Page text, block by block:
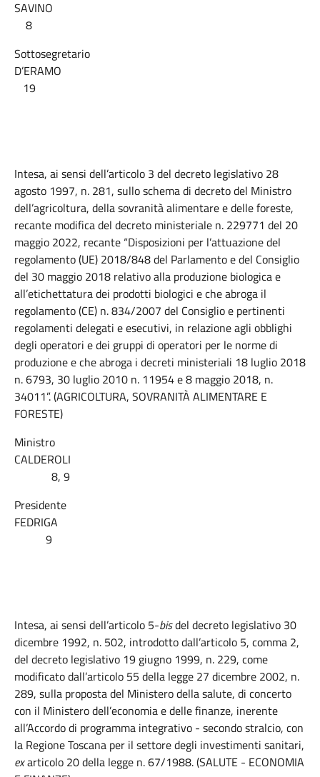
SAVINO
8
Sottosegretario
D’ERAMO
19
Intesa, ai sensi dell’articolo 3 del decreto legislativo 28
agosto 1997, n. 281, sullo schema di decreto del Ministro
dell’agricoltura, della sovranità alimentare e delle foreste,
recante modifica del decreto ministeriale n. 229771 del 20
maggio 2022, recante “Disposizioni per l’attuazione del
regolamento (UE) 2018/848 del Parlamento e del Consiglio
del 30 maggio 2018 relativo alla produzione biologica e
all’etichettatura dei prodotti biologici e che abroga il
regolamento (CE) n. 834/2007 del Consiglio e pertinenti
regolamenti delegati e esecutivi, in relazione agli obblighi
degli operatori e dei gruppi di operatori per le norme di
produzione e che abroga i decreti ministeriali 18 luglio 2018
n. 6793, 30 luglio 2010 n. 11954 e 8 maggio 2018, n.
34011”. (AGRICOLTURA, SOVRANITÀ ALIMENTARE E
FORESTE)
Ministro
CALDEROLI
8, 9
Presidente
FEDRIGA
9
Intesa, ai sensi dell’articolo 5-bisdel decreto legislativo 30
dicembre 1992, n. 502, introdotto dall’articolo 5, comma 2,
del decreto legislativo 19 giugno 1999, n. 229, come
modificato dall’articolo 55 della legge 27 dicembre 2002, n.
289, sulla proposta del Ministero della salute, di concerto
con il Ministero dell’economia e delle finanze, inerente
all’Accordo di programma integrativo - secondo stralcio, con
la Regione Toscana per il settore degli investimenti sanitari,
exarticolo 20 della legge n. 67/1988. (SALUTE - ECONOMIA